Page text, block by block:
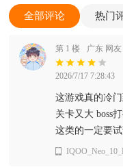
全部评论 热门
第 1 楼 广东 网友
2026/7/17 7:28:43
这游戏真的冷
关卡又大 boss
这类的一定要